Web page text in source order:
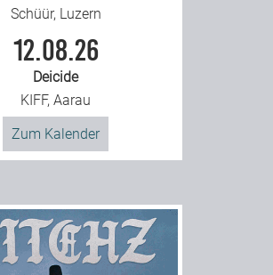
Schüür, Luzern
12.08.26
Deicide
KIFF, Aarau
Zum Kalender